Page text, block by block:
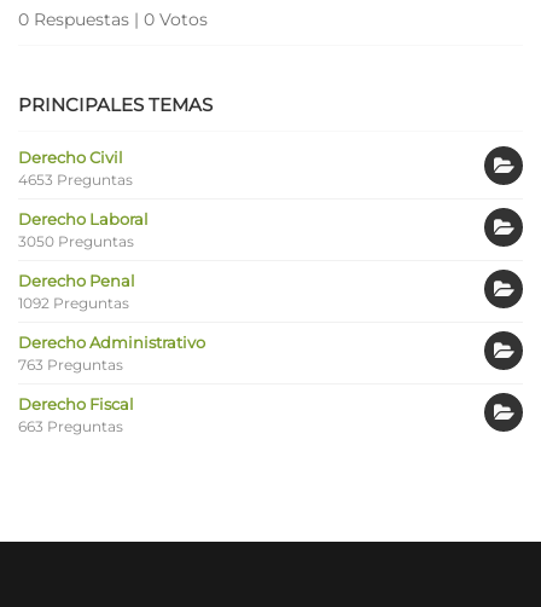
0 Respuestas | 0 Votos
PRINCIPALES TEMAS
Derecho Civil
4653 Preguntas
Derecho Laboral
3050 Preguntas
Derecho Penal
1092 Preguntas
Derecho Administrativo
763 Preguntas
Derecho Fiscal
663 Preguntas